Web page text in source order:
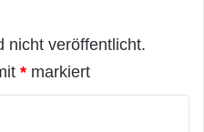
nicht veröffentlicht.
* markiert